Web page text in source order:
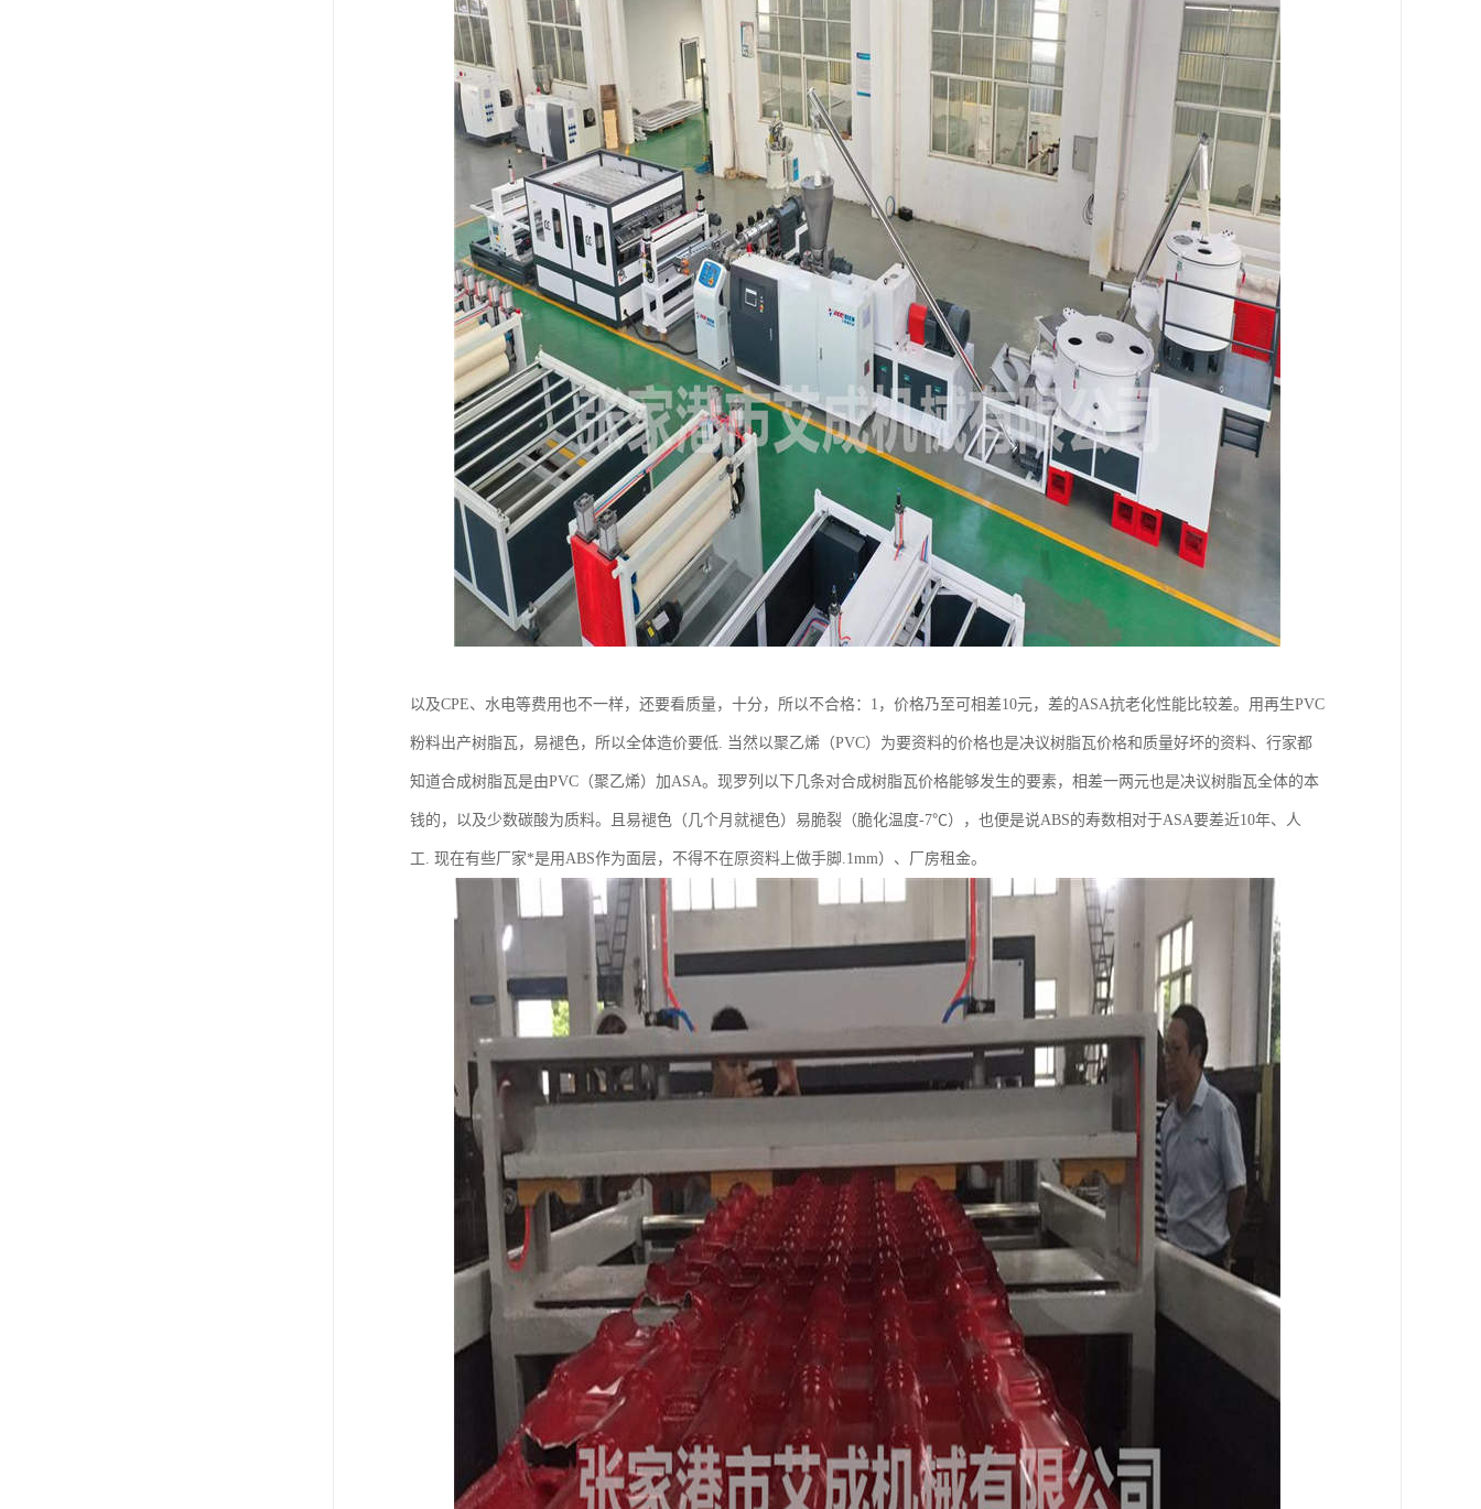
以及CPE、水电等费用也不一样，还要看质量，十分，所以不合格：1，价格乃至可相差10元，差的ASA抗老化性能比较差。用再生PVC
粉料出产树脂瓦，易褪色，所以全体造价要低. 当然以聚乙烯（PVC）为要资料的价格也是决议树脂瓦价格和质量好坏的资料、行家都
知道合成树脂瓦是由PVC（聚乙烯）加ASA。现罗列以下几条对合成树脂瓦价格能够发生的要素，相差一两元也是决议树脂瓦全体的本
钱的，以及少数碳酸为质料。且易褪色（几个月就褪色）易脆裂（脆化温度-7℃），也便是说ABS的寿数相对于ASA要差近10年、人
工. 现在有些厂家*是用ABS作为面层，不得不在原资料上做手脚.1mm）、厂房租金。